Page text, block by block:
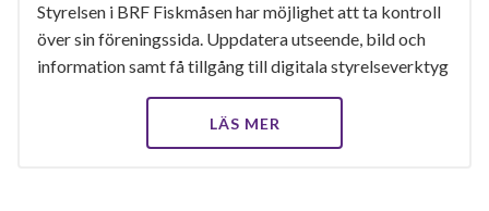
Styrelsen i BRF Fiskmåsen har möjlighet att ta kontroll
över sin föreningssida. Uppdatera utseende, bild och
information samt få tillgång till digitala styrelseverktyg
LÄS MER